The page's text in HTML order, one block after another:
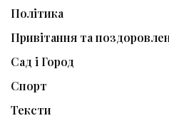
Політика
Привітання та
Сад і Город
Спорт
Тексти